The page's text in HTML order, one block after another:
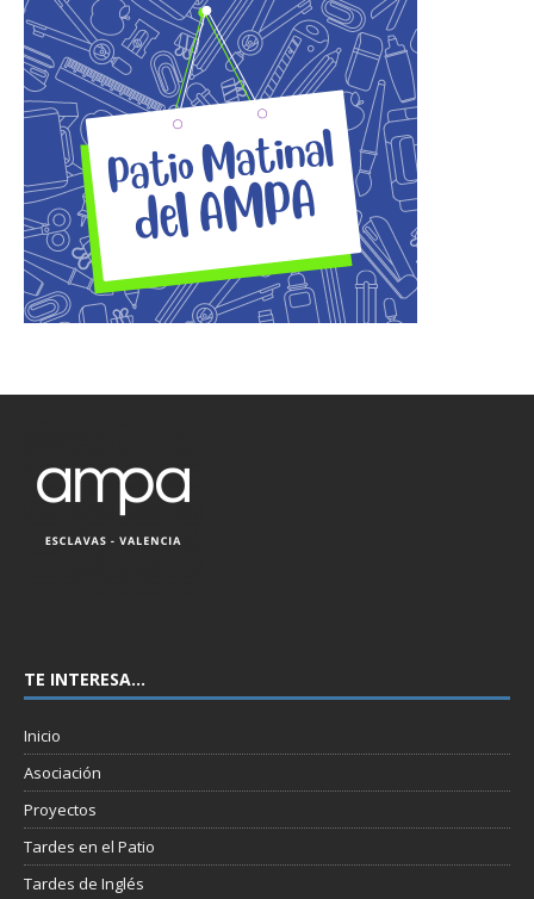
TE INTERESA…
Inicio
Asociación
Proyectos
Tardes en el Patio
Tardes de Inglés